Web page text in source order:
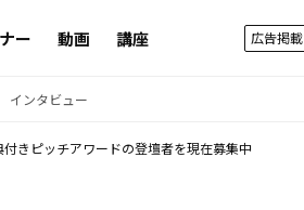
ー 動画 講座 広告掲載
インタビュー
きピッチアワードの登壇者を現在募集中